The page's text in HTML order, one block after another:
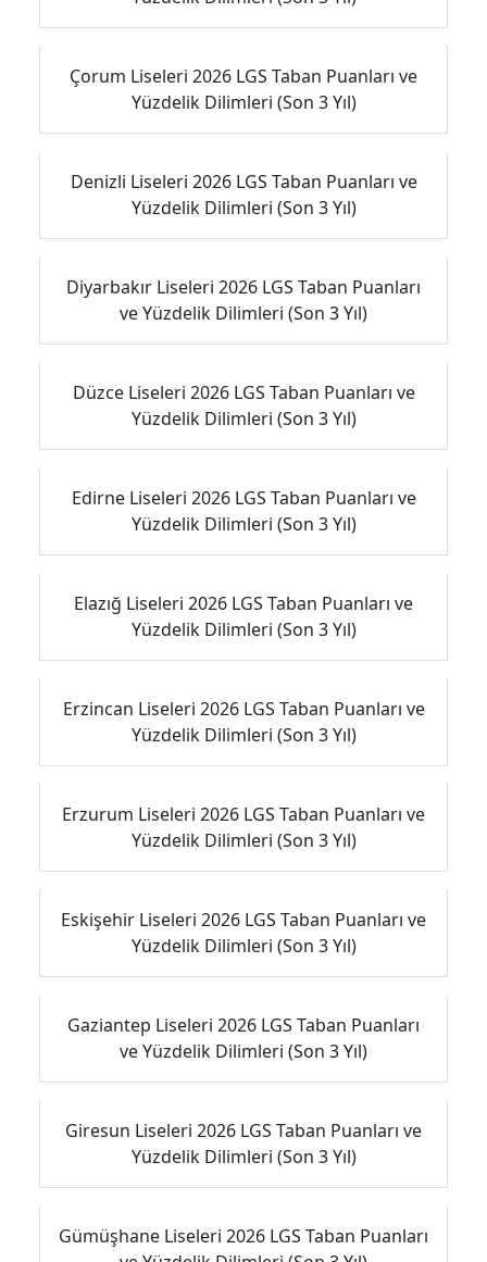
Çorum Liseleri 2026 LGS Taban Puanları ve
Yüzdelik Dilimleri (Son 3 Yıl)
Denizli Liseleri 2026 LGS Taban Puanları ve
Yüzdelik Dilimleri (Son 3 Yıl)
Diyarbakır Liseleri 2026 LGS Taban Puanları
ve Yüzdelik Dilimleri (Son 3 Yıl)
Düzce Liseleri 2026 LGS Taban Puanları ve
Yüzdelik Dilimleri (Son 3 Yıl)
Edirne Liseleri 2026 LGS Taban Puanları ve
Yüzdelik Dilimleri (Son 3 Yıl)
Elazığ Liseleri 2026 LGS Taban Puanları ve
Yüzdelik Dilimleri (Son 3 Yıl)
Erzincan Liseleri 2026 LGS Taban Puanları ve
Yüzdelik Dilimleri (Son 3 Yıl)
Erzurum Liseleri 2026 LGS Taban Puanları ve
Yüzdelik Dilimleri (Son 3 Yıl)
Eskişehir Liseleri 2026 LGS Taban Puanları ve
Yüzdelik Dilimleri (Son 3 Yıl)
Gaziantep Liseleri 2026 LGS Taban Puanları
ve Yüzdelik Dilimleri (Son 3 Yıl)
Giresun Liseleri 2026 LGS Taban Puanları ve
Yüzdelik Dilimleri (Son 3 Yıl)
Gümüşhane Liseleri 2026 LGS Taban Puanları